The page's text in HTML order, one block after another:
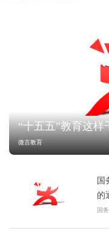
“十五五”教育这
微言教育
国
的
国